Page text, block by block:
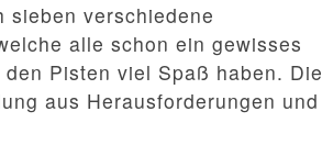
sieben verschiedene
alle schon ein gewisses
Pisten viel Spaß haben. Die
aus Herausforderungen und